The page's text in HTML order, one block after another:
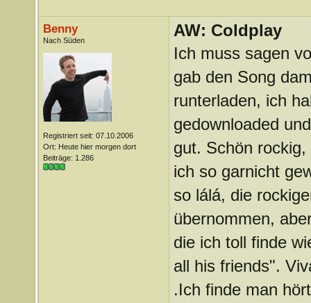
Benny
Nach Süden
Registriert seit: 07.10.2006
Ort: Heute hier morgen dort
Beiträge: 1.286
AW: Coldplay
Ich muss sagen
gab den Song
runterladen, ich
gedownloaded
gut. Schön
ich so garnicht
so lálá, die
übernommen,
die ich toll finde
all his friends".
.Ich finde man